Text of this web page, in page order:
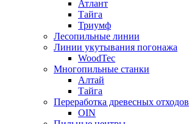
Атлант
Тайга
Триумф
Лесопильные линии
Линии укутывания погонажа
WoodTec
Многопильные станки
Алтай
Тайга
Переработка древесных отходов
OIN